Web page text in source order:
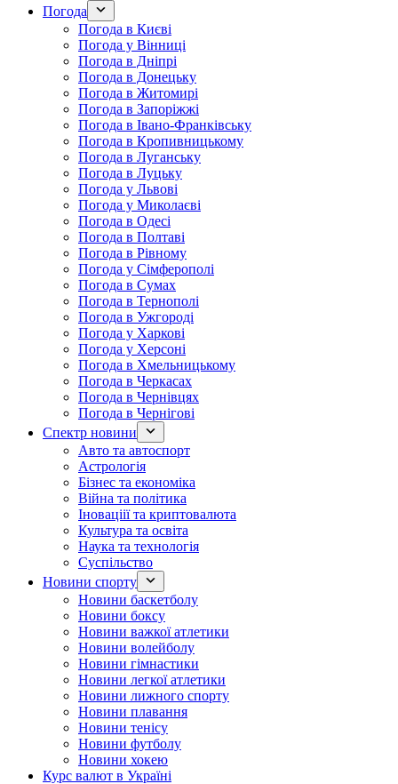
Погода
Погода в Києві
Погода у Вінниці
Погода в Дніпрі
Погода в Донецьку
Погода в Житомирі
Погода в Запоріжжі
Погода в Івано-Франківську
Погода в Кропивницькому
Погода в Луганську
Погода в Луцьку
Погода у Львові
Погода у Миколаєві
Погода в Одесі
Погода в Полтаві
Погода в Рівному
Погода у Сімферополі
Погода в Сумах
Погода в Тернополі
Погода в Ужгороді
Погода у Харкові
Погода у Херсоні
Погода в Хмельницькому
Погода в Черкасах
Погода в Чернівцях
Погода в Чернігові
Спектр новини
Авто та автоспорт
Астрологія
Бізнес та економіка
Війна та політика
Іноваціії та криптовалюта
Культура та освіта
Наука та технологія
Суспільство
Новини спорту
Новини баскетболу
Новини боксу
Новини важкої атлетики
Новини волейболу
Новини гімнастики
Новини легкої атлетики
Новини лижного спорту
Новини плавання
Новини тенісу
Новини футболу
Новини хокею
Курс валют в Україні